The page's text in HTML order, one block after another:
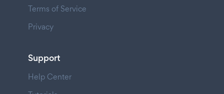
Terms of Service
Privacy
Support
Help Center